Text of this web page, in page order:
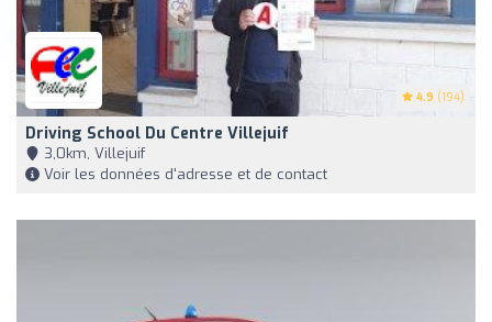
4.9 (194)
Driving School Du Centre Villejuif
3,0km, Villejuif
Voir les données d'adresse et de contact